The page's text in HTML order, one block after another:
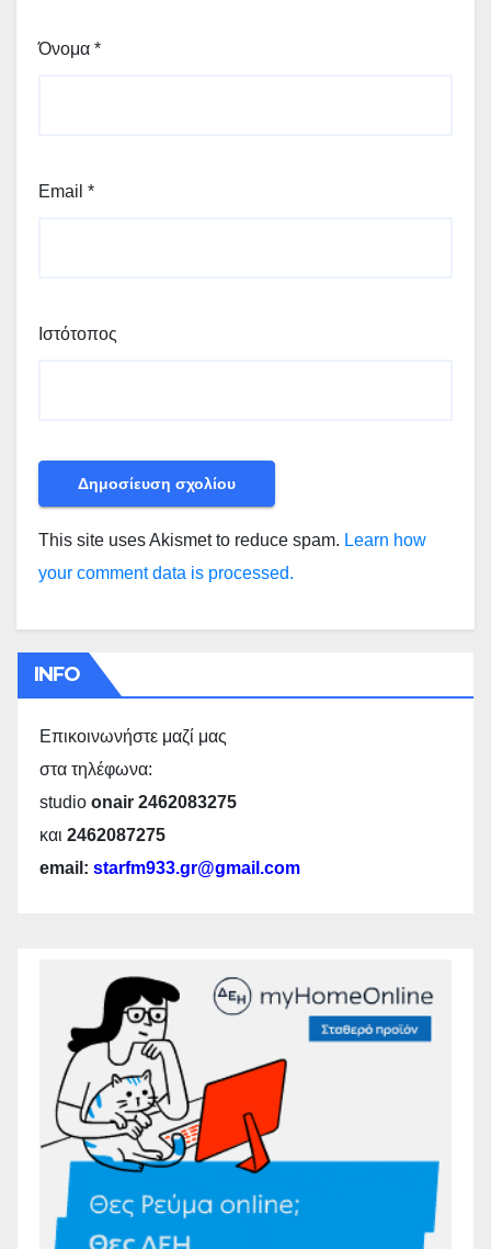
Όνομα *
Email *
Ιστότοπος
This site uses Akismet to reduce spam. Learn how
your comment data is processed.
INFO
Επικοινωνήστε μαζί μας
στα τηλέφωνα:
studio onair 2462083275
και 2462087275
email: starfm933.gr@gmail.com